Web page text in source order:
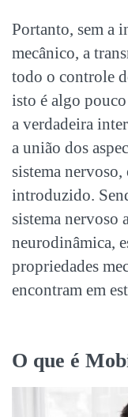
Portanto, sem a
mecânico, a
todo o controle
isto é algo
a verdadeira
a união dos
sistema
introduzido.
sistema nervoso
neurodinâmica,
propriedades
encontram em
O que é